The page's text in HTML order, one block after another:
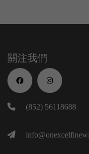
關注我們
(852) 56118688